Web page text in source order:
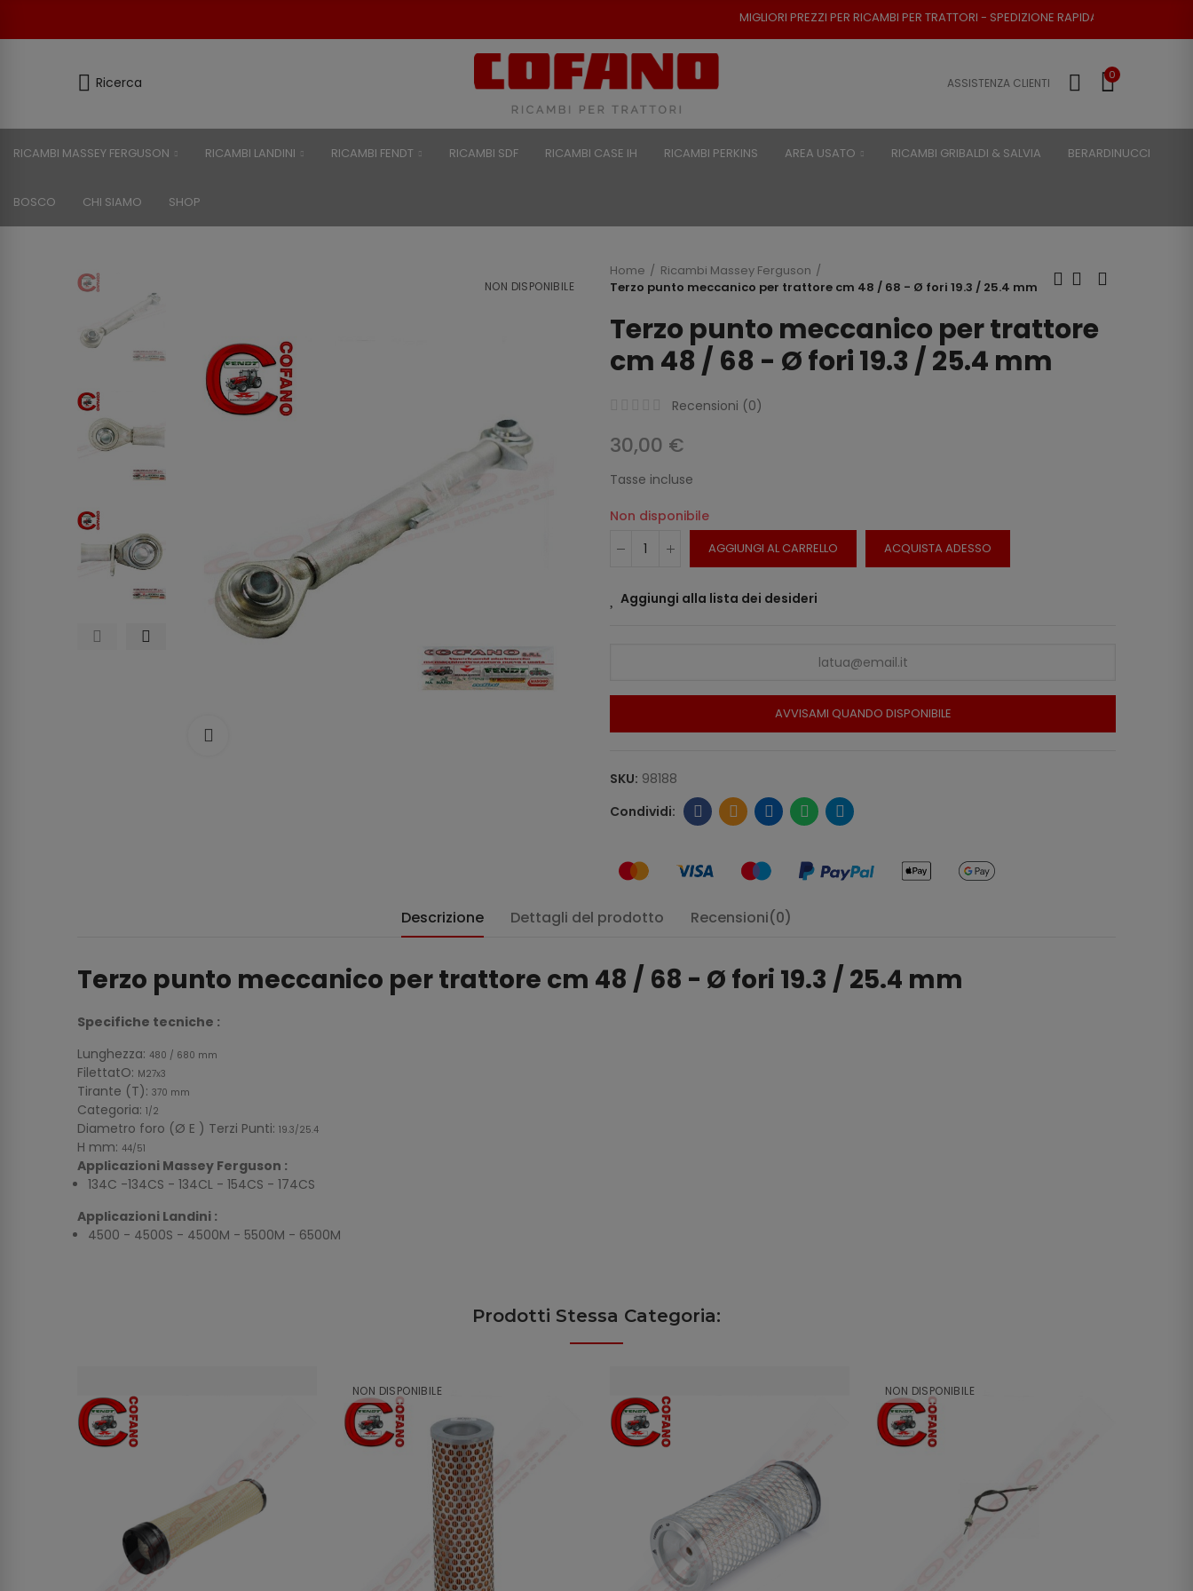
MIGLIORI PREZZI PER RICAMBI PER TRATTORI - SPEDIZIONE RAPIDA - RESO POSSIBILE
Ricerca ASSISTENZA CLIENTI
0
RICAMBI MASSEY FERGUSON RICAMBI LANDINI RICAMBI FENDT RICAMBI SDF RICAMBI CASE IH RICAMBI PERKINS AREA USATO RICAMBI GRIBALDI & SALVIA BERARDINUCCI
BOSCO CHI SIAMO SHOP
NON DISPONIBILE
Home
Ricambi Massey Ferguson
Terzo punto meccanico per trattore cm 48 / 68 - Ø fori 19.3 / 25.4 mm
Terzo punto meccanico per trattore
cm 48 / 68 - Ø fori 19.3 / 25.4 mm
Recensioni (0)
30,00 €
Tasse incluse
Non disponibile
AGGIUNGI AL CARRELLO ACQUISTA ADESSO
Aggiungi alla lista dei desideri
AVVISAMI QUANDO DISPONIBILE
SKU: 98188
Descrizione Dettagli del prodotto Recensioni(0)
Terzo punto meccanico per trattore cm 48 / 68 - Ø fori 19.3 / 25.4 mm
Specifiche tecniche :
Lunghezza: 480 / 680 mm
FilettatO: M27x3
Tirante (T): 370 mm
Categoria: 1/2
Diametro foro (Ø E ) Terzi Punti: 19.3/25.4
H mm: 44/51
Applicazioni Massey Ferguson :
134C -134CS - 134CL - 154CS - 174CS
Applicazioni Landini :
4500 - 4500S - 4500M - 5500M - 6500M
Prodotti Stessa Categoria:
NON DISPONIBILE NON DISPONIBILE